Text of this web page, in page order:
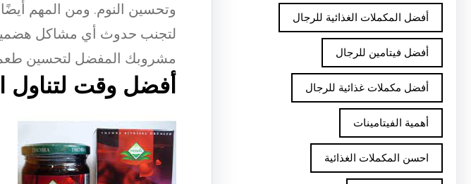
أفضل المكملات الغذائية للرجال
أفضل فيتامين للرجال
أفضل مكملات غذائية للرجال
أهمية الفيتامينات
احسن المكملات الغذائية
وتحسين النوم. ومن المهم
لتجنب حدوث أي مشاكل
مشروبك المفضل لتحسين
أفضل وقت لتناول